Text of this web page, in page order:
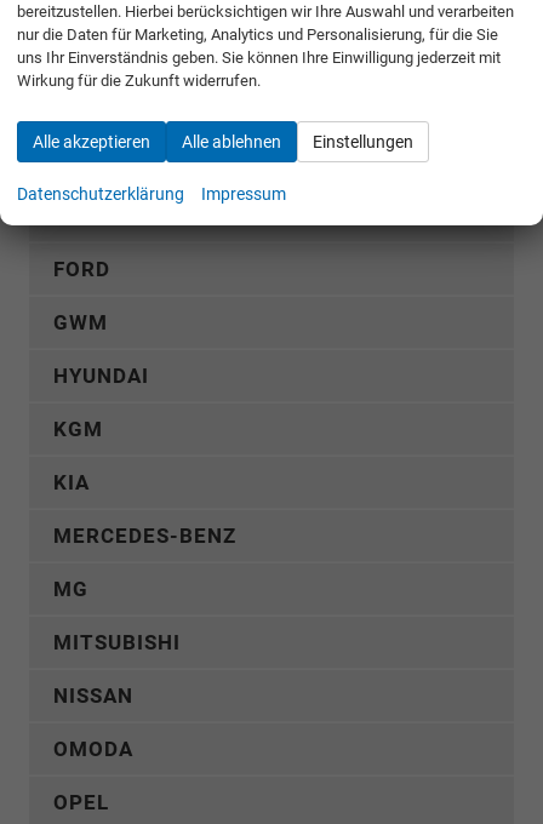
AUDI
DACIA
FORD
GWM
HYUNDAI
KGM
KIA
MERCEDES-BENZ
MG
MITSUBISHI
NISSAN
OMODA
OPEL
bereitzustellen. Hierbei berücksichtigen wir Ihre Auswahl und verarbeiten
nur die Daten für Marketing, Analytics und Personalisierung, für die Sie
uns Ihr Einverständnis geben. Sie können Ihre Einwilligung jederzeit mit
Wirkung für die Zukunft widerrufen.
Alle akzeptieren Alle ablehnen Einstellungen
Datenschutzerklärung Impressum